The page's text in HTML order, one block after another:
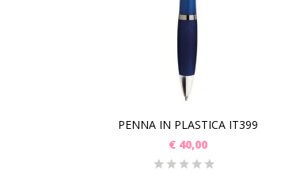
SCEGLI
PENNA IN PLASTICA IT399
€40,00